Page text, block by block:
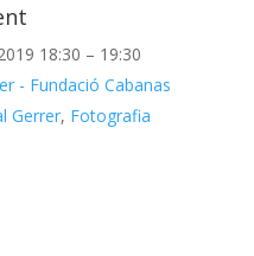
18:30 – 19:30
- Fundació Cabanas
Gerrer, Fotografia